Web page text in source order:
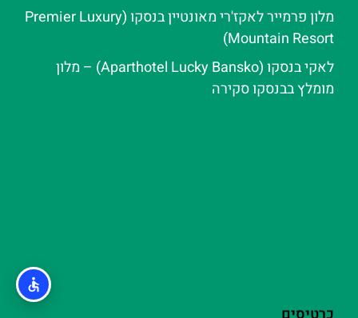
מלון פרמייר לאקז'רי מאונטיין בנסקו (Premier Luxury
Mountain Resort)
לאקי בנסקו (Aparthotel Lucky Bansko) – מלון
מומלץ בבנסקו סקירה
פולס טרמה בנסקו (Pulse Therme Bansko) – חוויית